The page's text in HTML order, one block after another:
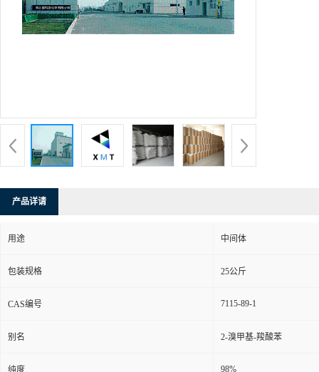
产品详请
用途 中间体
包装规格 25公斤
CAS编号 7115-89-1
别名 2-溴甲基-羧酸苯
纯度 98%